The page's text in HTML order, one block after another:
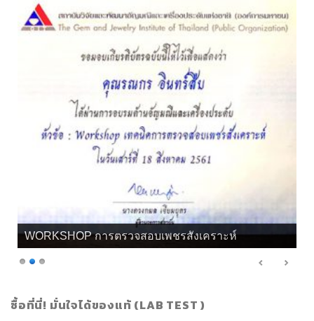
WORKSHOP การตรวจสอบเพชรสังเคราะห์
ซื้อที่นี่! มั่นใจได้ของแท้ (LAB TEST )